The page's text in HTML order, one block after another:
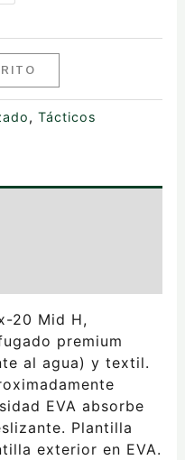
, Tácticos
20 Mid H,
premium
al agua) y textil.
EVA absorbe
Plantilla
exterior en EVA.